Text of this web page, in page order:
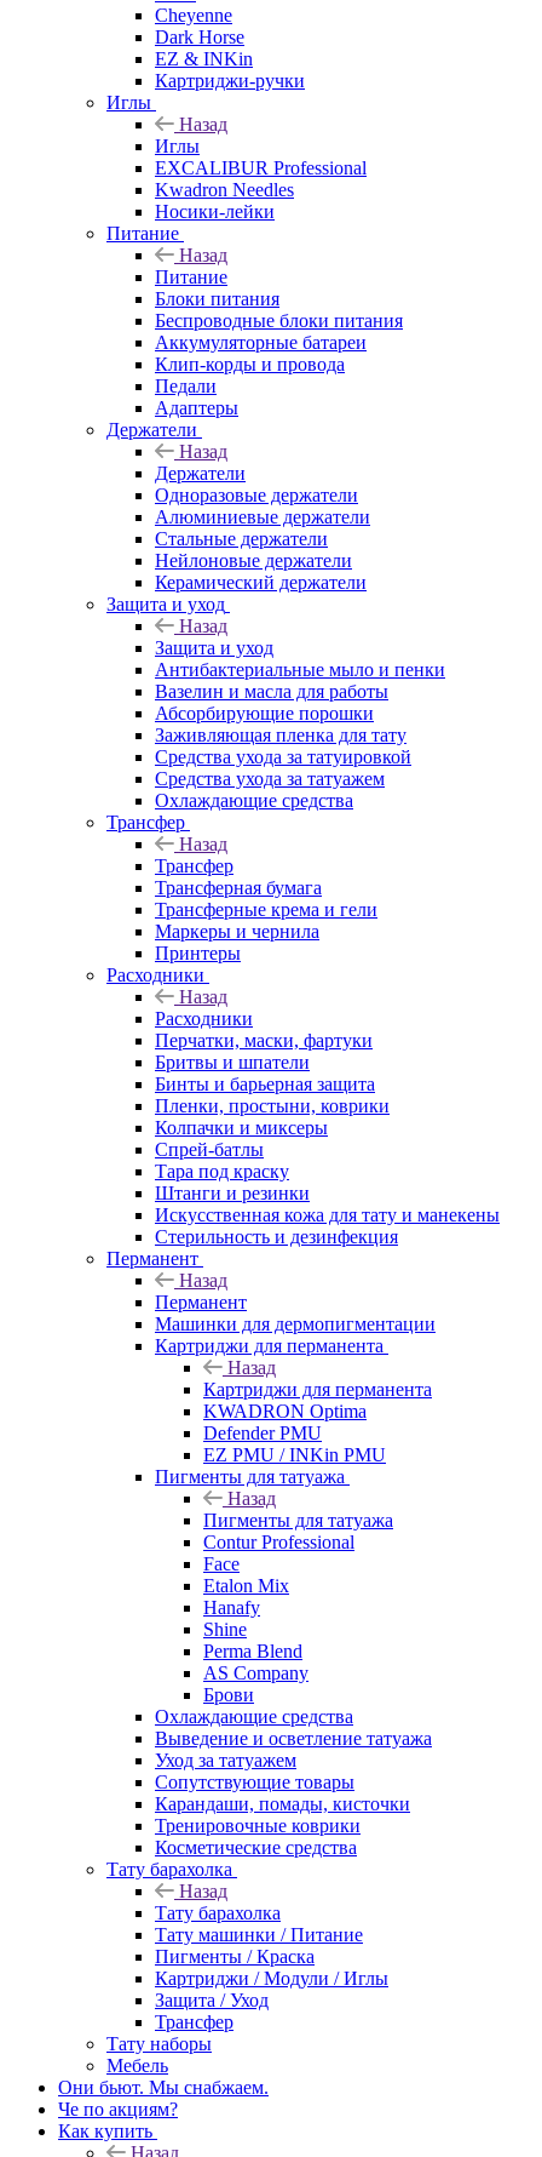
Cheyenne
Dark Horse
EZ & INKin
Картриджи-ручки
Иглы
Назад
Иглы
EXCALIBUR Professional
Kwadron Needles
Носики-лейки
Питание
Назад
Питание
Блоки питания
Беспроводные блоки питания
Аккумуляторные батареи
Клип-корды и провода
Педали
Адаптеры
Держатели
Назад
Держатели
Одноразовые держатели
Алюминиевые держатели
Стальные держатели
Нейлоновые держатели
Керамический держатели
Защита и уход
Назад
Защита и уход
Антибактериальные мыло и пенки
Вазелин и масла для работы
Абсорбирующие порошки
Заживляющая пленка для тату
Средства ухода за татуировкой
Средства ухода за татуажем
Охлаждающие средства
Трансфер
Назад
Трансфер
Трансферная бумага
Трансферные крема и гели
Маркеры и чернила
Принтеры
Расходники
Назад
Расходники
Перчатки, маски, фартуки
Бритвы и шпатели
Бинты и барьерная защита
Пленки, простыни, коврики
Колпачки и миксеры
Спрей-батлы
Тара под краску
Штанги и резинки
Искусственная кожа для тату и манекены
Стерильность и дезинфекция
Перманент
Назад
Перманент
Машинки для дермопигментации
Картриджи для перманента
Назад
Картриджи для перманента
KWADRON Optima
Defender PMU
EZ PMU / INKin PMU
Пигменты для татуажа
Назад
Пигменты для татуажа
Contur Professional
Face
Etalon Mix
Hanafy
Shine
Perma Blend
AS Company
Брови
Охлаждающие средства
Выведение и осветление татуажа
Уход за татуажем
Сопутствующие товары
Карандаши, помады, кисточки
Тренировочные коврики
Косметические средства
Тату барахолка
Назад
Тату барахолка
Тату машинки / Питание
Пигменты / Краска
Картриджи / Модули / Иглы
Защита / Уход
Трансфер
Тату наборы
Мебель
Они бьют. Мы снабжаем.
Че по акциям?
Как купить
Назад